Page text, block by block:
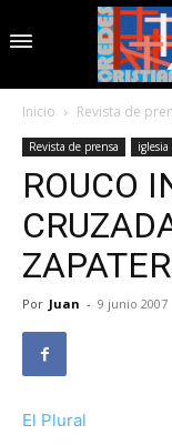
Inicio Revista de
Revista de prensa iglesia
ROUCO
Por Juan - 9 junio 2007
El Plural